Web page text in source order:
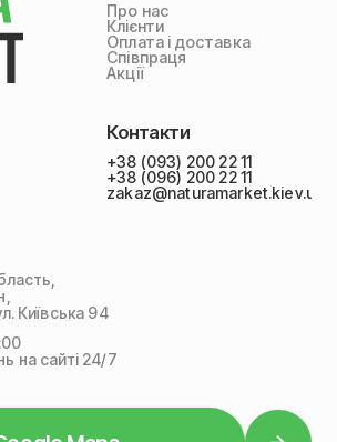
Про нас
Клієнти
Оплата і доставка
Співпраця
Акції
Контакти
+38 (093) 200 22 11
+38 (096) 200 22 11
zakaz@naturamarket.kiev.ua
Київська 94
на сайті 24/7